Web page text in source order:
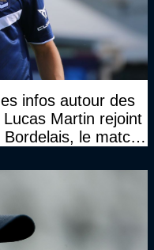
infos autour des
Martin rejoint
Bordelais, le match